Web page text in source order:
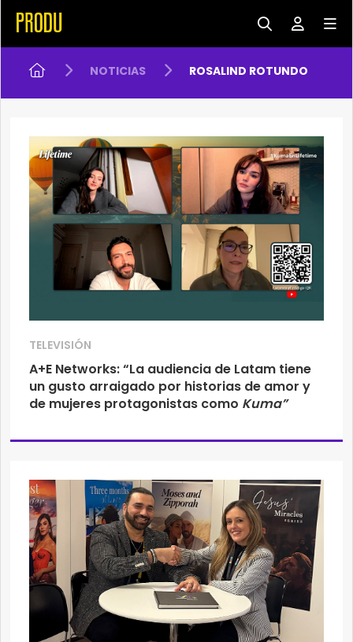
NOTICIAS ROSALIND ROTUNDO
TELEVISIÓN
A+E Networks: “La audiencia de Latam tiene
un gusto arraigado por historias de amor y
de mujeres protagonistas como Kuma”